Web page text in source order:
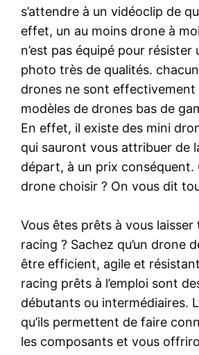
s’attendre à un vidéoclip de
effet, un au moins drone à
n’est pas équipé pour résister
photo très de qualités.
drones ne sont effectivement
modèles de drones bas de
En effet, il existe des mini
qui sauront vous attribuer de
départ, à un prix conséquent.
drone choisir ? On vous dit
Vous êtes prêts à vous
racing ? Sachez qu’un drone
être efficient, agile et
racing prêts à l’emploi sont
débutants ou intermédiaires.
qu’ils permettent de faire
les composants et vous